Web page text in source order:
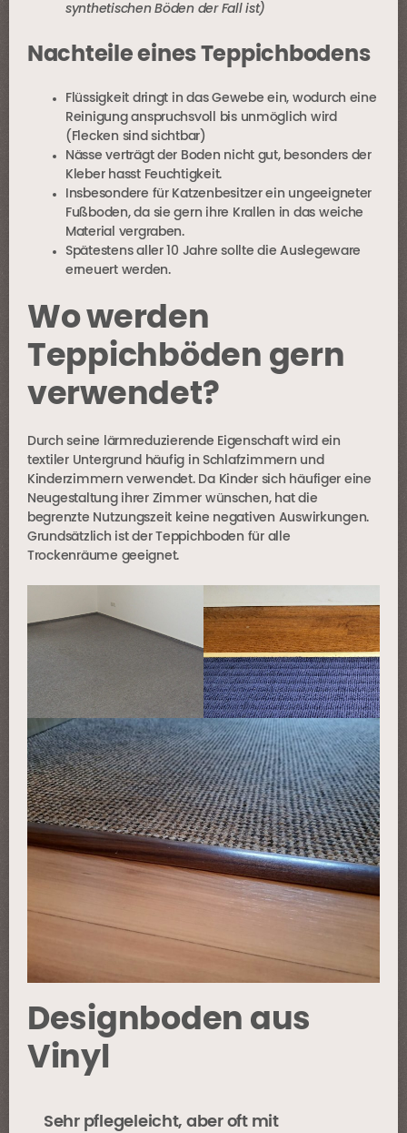
synthetischen Böden der Fall ist)
Nachteile eines Teppichbodens
Flüssigkeit dringt in das Gewebe ein, wodurch eine
Reinigung anspruchsvoll bis unmöglich wird
(Flecken sind sichtbar)
Nässe verträgt der Boden nicht gut, besonders der
Kleber hasst Feuchtigkeit.
Insbesondere für Katzenbesitzer ein ungeeigneter
Fußboden, da sie gern ihre Krallen in das weiche
Material vergraben.
Spätestens aller 10 Jahre sollte die Auslegeware
erneuert werden.
Wo werden
Teppichböden gern
verwendet?
Durch seine lärmreduzierende Eigenschaft wird ein
textiler Untergrund häufig in Schlafzimmern und
Kinderzimmern verwendet. Da Kinder sich häufiger eine
Neugestaltung ihrer Zimmer wünschen, hat die
begrenzte Nutzungszeit keine negativen Auswirkungen.
Grundsätzlich ist der Teppichboden für alle
Trockenräume geeignet.
Designboden aus
Vinyl
Sehr pflegeleicht, aber oft mit